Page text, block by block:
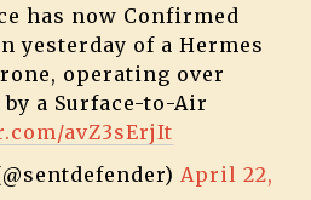
has now Confirmed
yesterday of a Hermes
operating over
a Surface-to-Air
avZ3sErjIt
April 22,